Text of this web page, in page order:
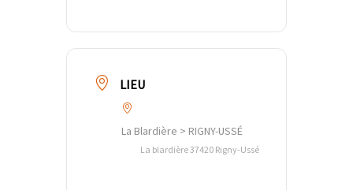
LIEU
La Blardière > RIGNY-USSÉ
La blardière 37420 Rigny-Ussé